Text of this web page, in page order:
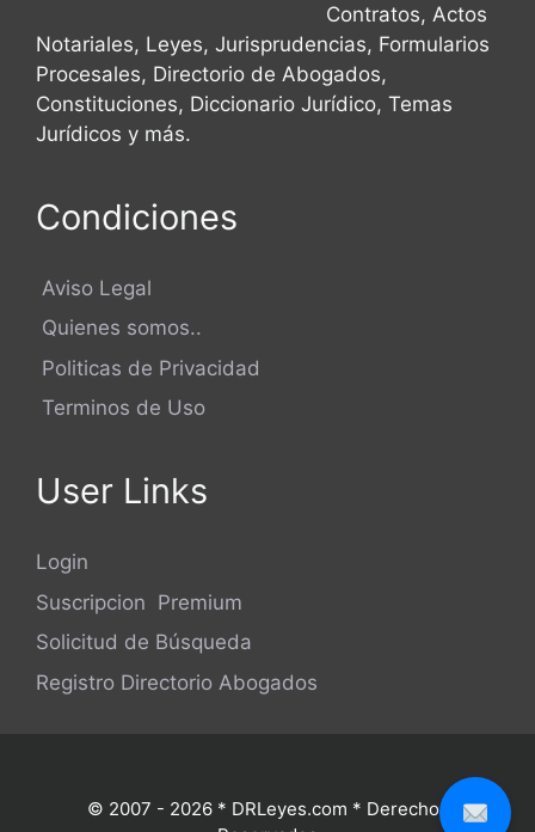
Contratos, Actos
Notariales, Leyes, Jurisprudencias, Formularios
Procesales, Directorio de Abogados,
Constituciones, Diccionario Jurídico, Temas
Jurídicos y más.
Condiciones
Aviso Legal
Quienes somos..
Politicas de Privacidad
Terminos de Uso
User Links
Login
Suscripcion Premium
Solicitud de Búsqueda
Registro Directorio Abogados
© 2007 - 2026 * DRLeyes.com * Derechos